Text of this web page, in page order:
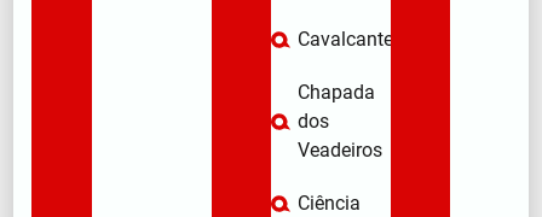
Cavalcante
Chapada
dos
Veadeiros
Ciência